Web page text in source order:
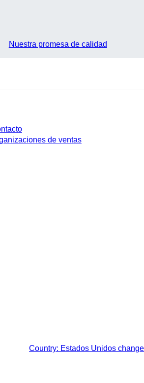
Nuestra promesa de calidad
de ventas
Country: Estados Unidos change